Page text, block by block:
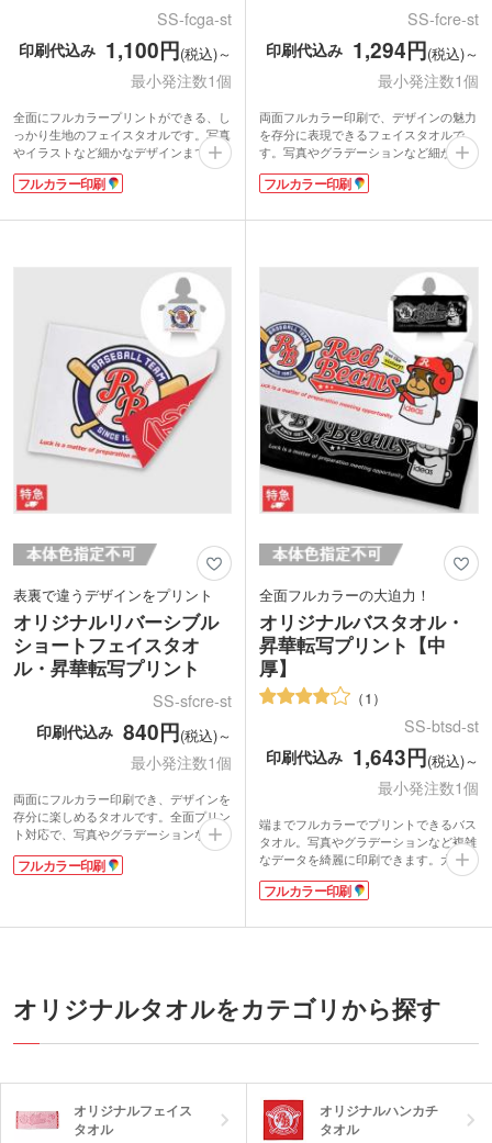
SS-fcga-st
印刷代込み 1,100円(税込)～
最小発注数1個
全面にフルカラープリントができる、し
っかり生地のフェイスタオルです。写真
やイラストなど細かなデザインまでしっ
かり表現できます。肩に掛けやすい定番
サイズなので、スポーツ観戦やライブイ
ナルグッズや卒団記念品などにぴったり
触りで、リッチな厚みが感じられます。
肌寒い季節の応援グッズとしてもおすす
め。1枚から小ロットでご注文いただけ
フルカラー印刷
SS-fcre-st
印刷代込み 1,294円(税込)～
最小発注数1個
両面フルカラー印刷で、デザインの魅力
を存分に表現できるフェイスタオルで
す。写真やグラデーションなど細かな表
現も美しく再現します。使い勝手の良い
定番サイズで、スポーツ観戦やライブ、
グッズや、アーティストの推し活グッズ
ラビットタッチ生地を使用し、ほどよい
厚みとしなやかさを兼ね備えています。
1枚からの小ロット注文が可能で、初め
てのオリジナルグッズ作成でも安心で
す。
フルカラー印刷
表裏で違うデザインをプリント
オリジナルリバーシブル
ショートフェイスタオ
ル・昇華転写プリント
SS-sfcre-st
印刷代込み 840円(税込)～
最小発注数1個
両面にフルカラー印刷でき、デザインを
存分に楽しめるタオルです。全面プリン
ト対応で、写真やグラデーションなど細
かな表現も美しく再現。長辺がフェイス
タオルの約半分なので、イベント会場で
さを兼ね備えています。1枚からの小ロ
ットでオリジナルグッズ作成が可能で
す。
フルカラー印刷
全面フルカラーの大迫力！
オリジナルバスタオル・
昇華転写プリント【中
厚】
1
SS-btsd-st
印刷代込み 1,643円(税込)～
最小発注数1個
端までフルカラーでプリントできるバス
タオル。写真やグラデーションなど複雑
なデータを綺麗に印刷できます。大きな
バスタオルは応援・アーティストグッズ
としてインパクト大！夏なら日焼け、冬
ントのオリジナルグッズにおすすめで
るコットン素材を使用しています。表示
価格は印刷代こみの安心価格！1色もフ
フルカラー印刷
オリジナルタオルをカテゴリから探す
オリジナルフェイス
タオル
オリジナルハンカチ
タオル